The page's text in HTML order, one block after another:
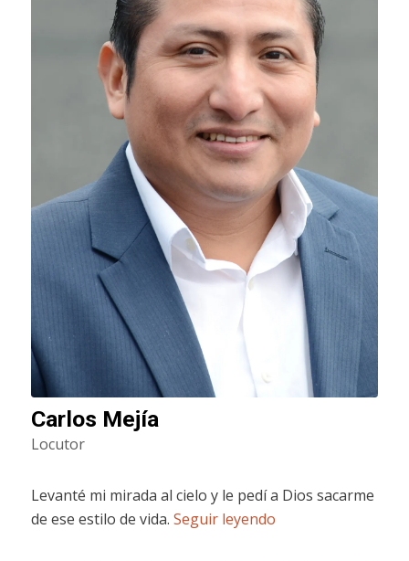
Carlos Mejía
Locutor
Levanté mi mirada al cielo y le pedí a Dios sacarme
de ese estilo de vida. Seguir leyendo